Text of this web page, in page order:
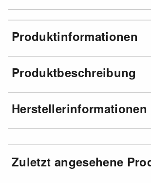
Produktinformationen
Produktbeschreibung
Herstellerinformationen
Zuletzt angesehene